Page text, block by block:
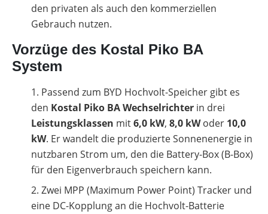
den privaten als auch den kommerziellen
Gebrauch nutzen.
Vorzüge des Kostal Piko BA
System
Passend zum BYD Hochvolt-Speicher gibt es
den Kostal Piko BA Wechselrichter in drei
Leistungsklassen mit6,0 kW, 8,0 kWoder 10,0
kW. Er wandelt die produzierte Sonnenenergie in
nutzbaren Strom um, den die Battery-Box (B-Box)
für den Eigenverbrauch speichern kann.
Zwei MPP (Maximum Power Point) Tracker und
eine DC-Kopplung an die Hochvolt-Batterie